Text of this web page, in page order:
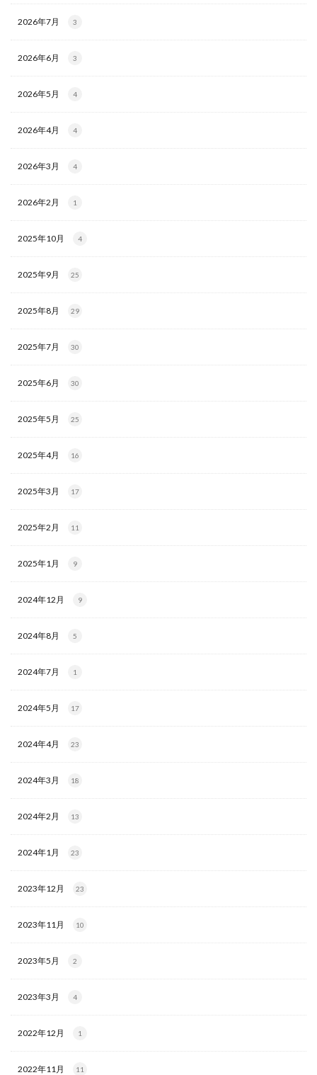
2026年7月 3
2026年6月 3
2026年5月 4
2026年4月 4
2026年3月 4
2026年2月 1
2025年10月 4
2025年9月 25
2025年8月 29
2025年7月 30
2025年6月 30
2025年5月 25
2025年4月 16
2025年3月 17
2025年2月 11
2025年1月 9
2024年12月 9
2024年8月 5
2024年7月 1
2024年5月 17
2024年4月 23
2024年3月 18
2024年2月 13
2024年1月 23
2023年12月 23
2023年11月 10
2023年5月 2
2023年3月 4
2022年12月 1
2022年11月 11